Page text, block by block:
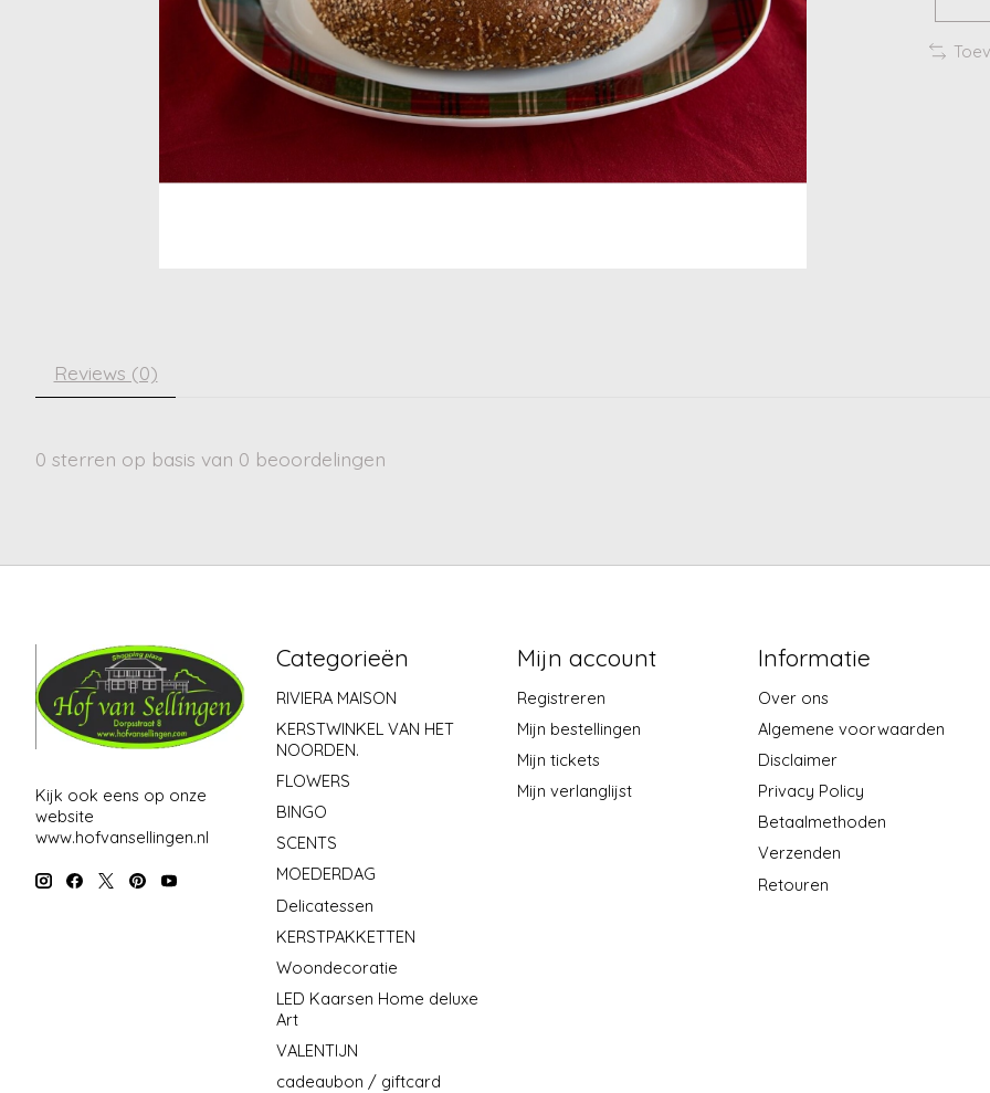
Reviews (0)
0 sterren op basis van 0 beoordelingen
Kijk ook eens op onze
website
www.hofvansellingen.nl
Categorieën
RIVIERA MAISON
KERSTWINKEL VAN HET
NOORDEN.
FLOWERS
BINGO
SCENTS
MOEDERDAG
Delicatessen
KERSTPAKKETTEN
Woondecoratie
LED Kaarsen Home deluxe
Art
VALENTIJN
cadeaubon / giftcard
Mijn account
Registreren
Mijn bestellingen
Mijn tickets
Mijn verlanglijst
Informatie
Over ons
Algemene voorwaarden
Disclaimer
Privacy Policy
Betaalmethoden
Verzenden
Retouren